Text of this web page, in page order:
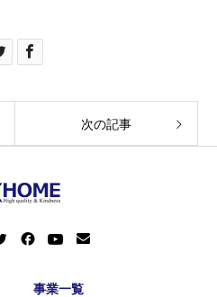
次の記事
事業一覧